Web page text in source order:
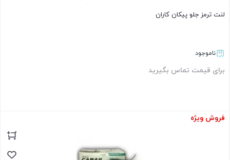
لنت ترمز جلو پیکان کاران
ناموجود
برای قیمت تماس بگیرید
بستن
فروش ویژه